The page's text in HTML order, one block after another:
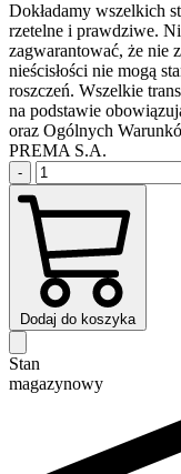
Dokładamy wszelkich
rzetelne i prawdziwe.
zagwarantować, że nie
nieścisłości nie mogą
roszczeń. Wszelkie
na podstawie
oraz Ogólnych
PREMA S.A.
-
Dodaj do koszyka
Stan
magazynowy